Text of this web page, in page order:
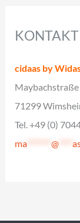
KONTAKT
cidaas by
Maybachstraße
71299
Tel. +49 (0)
ma*******@ ****